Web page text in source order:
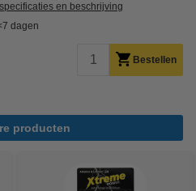
en beschrijving
dagen
Bestellen
producten